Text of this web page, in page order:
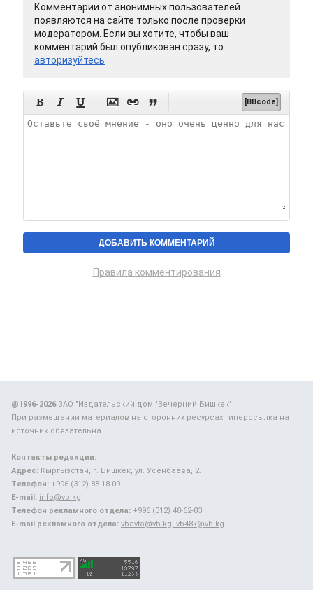
Комментарии от анонимных пользователей
появляются на сайте только после проверки
модератором. Если вы хотите, чтобы ваш
комментарий был опубликован сразу, то
авторизуйтесь
      [BBcode]
Правила комментирования
@1996-2026ЗАО "Издательский дом "Вечерний Бишкек"
При размещении материалов на сторонних ресурсах гиперссылка на
источник обязательна.
Контакты редакции:
Адрес: Кыргызстан, г. Бишкек, ул. Усенбаева, 2.
Телефон: +996 (312) 88-18-09.
E-mail: info@vb.kg
Телефон рекламного отдела: +996 (312) 48-62-03.
E-mail рекламного отдела: vbavto@vb.kg, vb48k@vb.kg